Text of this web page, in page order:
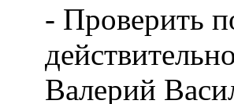
- Проверить
Валерий